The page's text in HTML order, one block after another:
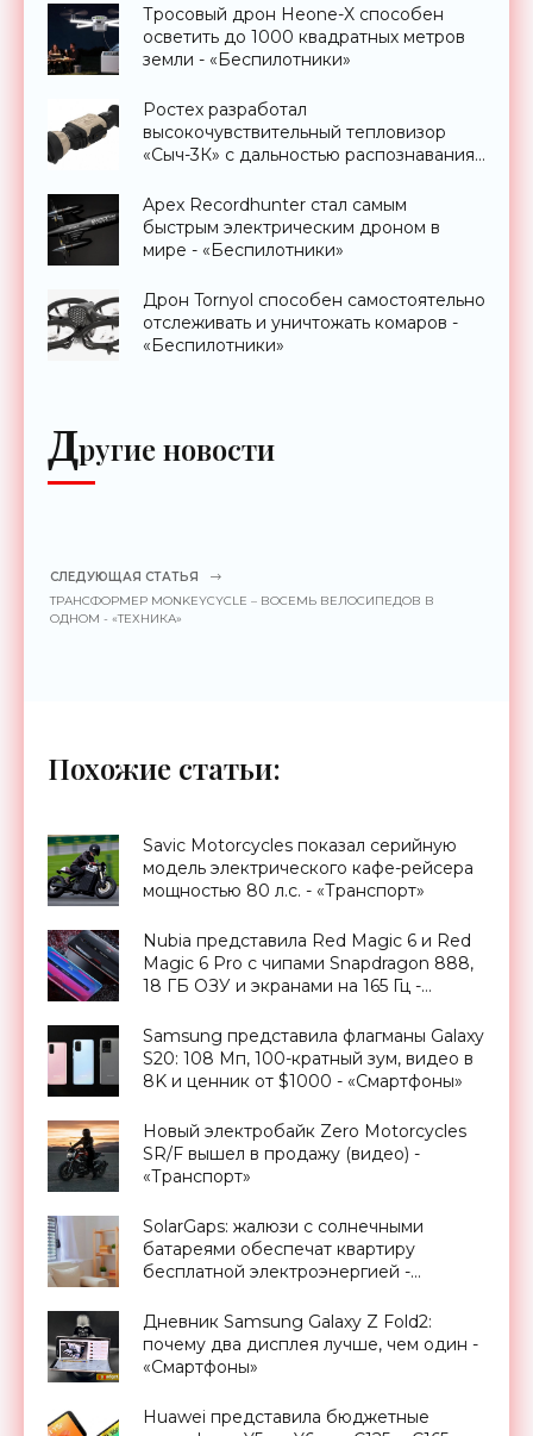
Тросовый дрон Heone-X способен
осветить до 1000 квадратных метров
земли - «Беспилотники»
Ростех разработал
высокочувствительный тепловизор
«Сыч-3К» с дальностью распознавания
Apex Recordhunter стал самым
быстрым электрическим дроном в
мире - «Беспилотники»
Дрон Tornyol способен самостоятельно
отслеживать и уничтожать комаров -
«Беспилотники»
Другие новости
СЛЕДУЮЩАЯ СТАТЬЯ
ТРАНСФОРМЕР MONKEYCYCLE – ВОСЕМЬ ВЕЛОСИПЕДОВ В
ОДНОМ - «ТЕХНИКА»
Похожие статьи:
Savic Motorcycles показал серийную
модель электрического кафе-рейсера
мощностью 80 л.с. - «Транспорт»
Nubia представила Red Magic 6 и Red
Magic 6 Pro с чипами Snapdragon 888,
18 ГБ ОЗУ и экранами на 165 Гц -
Samsung представила флагманы Galaxy
S20: 108 Мп, 100-кратный зум, видео в
8K и ценник от $1000 - «Смартфоны»
Новый электробайк Zero Motorcycles
SR/F вышел в продажу (видео) -
«Транспорт»
SolarGaps: жалюзи с солнечными
батареями обеспечат квартиру
бесплатной электроэнергией -
Дневник Samsung Galaxy Z Fold2:
почему два дисплея лучше, чем один -
«Смартфоны»
Huawei представила бюджетные